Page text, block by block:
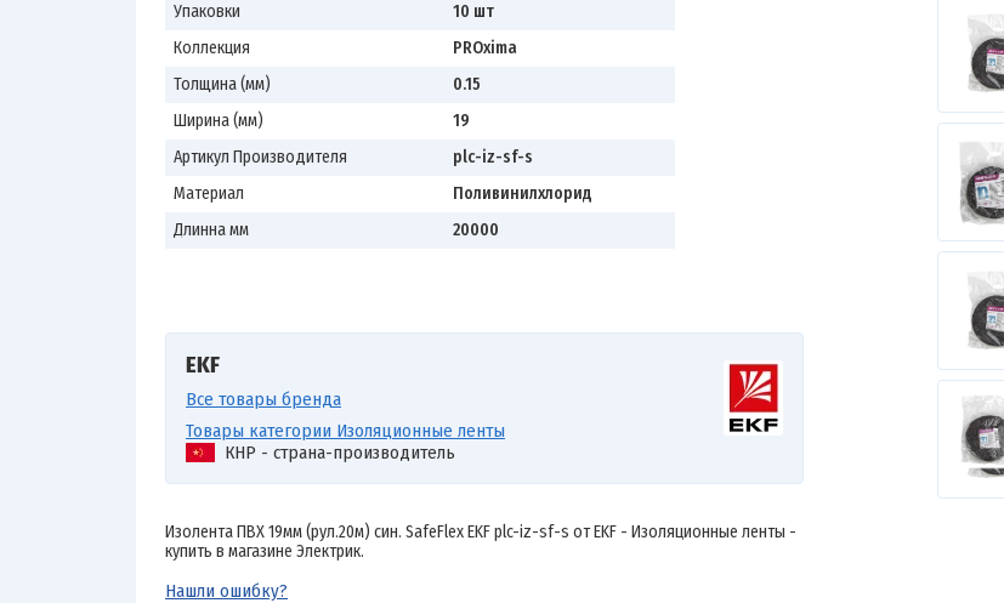
Упаковки
10 шт
Коллекция
PROxima
Толщина (мм)
0.15
Ширина (мм)
19
Артикул Производителя
plc-iz-sf-s
Материал
Поливинилхлорид
Длинна мм
20000
EKF
Все товары бренда
Товары категории Изоляционные ленты
КНР - страна-производитель
Изолента ПВХ 19мм (рул.20м) син. SafeFlex EKF plc-iz-sf-s от EKF - Изоляционные ленты -
купить в магазине Электрик.
Нашли ошибку?